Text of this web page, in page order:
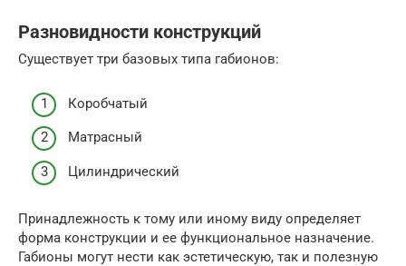
Разновидности конструкций
Существует три базовых типа габионов:
Коробчатый
Матрасный
Цилиндрический
Принадлежность к тому или иному виду определяет
форма конструкции и ее функциональное назначение.
Габионы могут нести как эстетическую, так и полезную